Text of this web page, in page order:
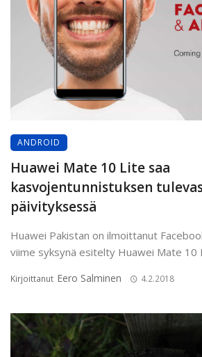
ANDROID
Huawei Mate 10 Lite saa
kasvojentunnistuksen
päivityksessä
Huawei Pakistan on ilmoittanut
viime syksynä esitelty Huawei Mate 10
Kirjoittanut Eero Salminen 4.2.2018